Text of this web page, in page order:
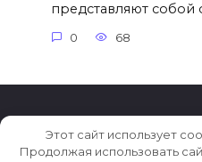
представляют собой
0 68
© 2026 Тренды в дизайне
Этот сайт использует
Продолжая использовать